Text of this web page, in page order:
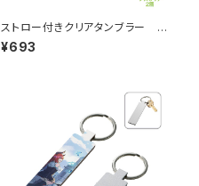
ストロー付きクリアタンブラー M
G
¥693